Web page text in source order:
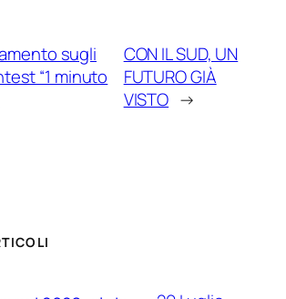
sugli
“1 minuto
CON IL SUD, UN
FUTURO GIÀ
VISTO →